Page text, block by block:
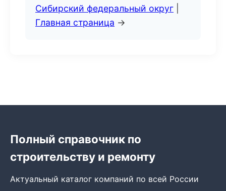
Сибирский федеральный округ
Главная страница →
Полный справочник по
строительству и ремонту
Актуальный каталог компаний по всей России